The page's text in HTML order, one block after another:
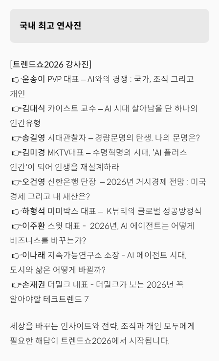
국내 최고 연사진
[트렌드쇼2026 강사진]
👉윤송이 PVP 대표 – AI와의 경쟁 : 국가, 조직 그리고
개인
👉김대식 카이스트 교수 – AI 시대 살아남을 단 하나의
인간유형
👉송길영 시대관찰자 – 경량문명의 탄생. 나의 문명은?
👉김미경 MKTV대표 – 수명혁명의 시대, 'AI 플러스
인간'이 되어 인생을 재설계하라
👉오건영 신한은행 단장 – 2026년 거시경제 전망 : 미국
경제 그리고 내 재산은?
👉하형석 미미박스 대표 – K뷰티의 글로벌 성공방정식
👉이주환 스윗 대표 - 2026년, AI 에이전트는 어떻게
비즈니스를 바꾸는가?
👉이나래 지속가능연구소 소장 - AI 에이전트 시대,
도시와 삶은 어떻게 바뀔까?
👉손재권 더밀크 대표 - 더밀크가 보는 2026년 꼭
알아야할 테크트렌드 7
세상을 바꾸는 인사이트와 전략, 조직과 개인 모두에게
필요한 해답이 트렌드쇼2026에서 시작됩니다.